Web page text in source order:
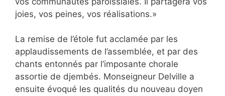
joies, vos peines, vos réalisations.»
La remise de l’étole fut acclamée par les
applaudissements de l’assemblée, et par des
chants entonnés par l’imposante chorale
assortie de djembés. Monseigneur Delville a
ensuite évoqué les qualités du nouveau doyen